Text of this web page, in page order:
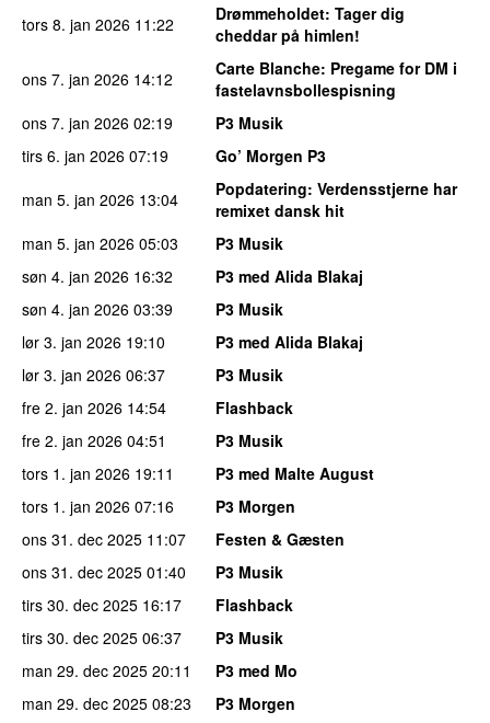
tors 8. jan 2026 11:22 Drømmeholdet: Tager dig
cheddar på himlen!
ons 7. jan 2026 14:12 Carte Blanche: Pregame for DM i
fastelavnsbollespisning
ons 7. jan 2026 02:19
P3 Musik
tirs 6. jan 2026 07:19
Go’ Morgen P3
man 5. jan 2026 13:04 Popdatering: Verdensstjerne har
remixet dansk hit
man 5. jan 2026 05:03
P3 Musik
søn 4. jan 2026 16:32
P3 med Alida Blakaj
søn 4. jan 2026 03:39
P3 Musik
lør 3. jan 2026 19:10
P3 med Alida Blakaj
lør 3. jan 2026 06:37
P3 Musik
fre 2. jan 2026 14:54
Flashback
fre 2. jan 2026 04:51
P3 Musik
tors 1. jan 2026 19:11
P3 med Malte August
tors 1. jan 2026 07:16
P3 Morgen
ons 31. dec 2025 11:07
Festen & Gæsten
ons 31. dec 2025 01:40
P3 Musik
tirs 30. dec 2025 16:17
Flashback
tirs 30. dec 2025 06:37
P3 Musik
man 29. dec 2025 20:11
P3 med Mo
man 29. dec 2025 08:23 P3 Morgen